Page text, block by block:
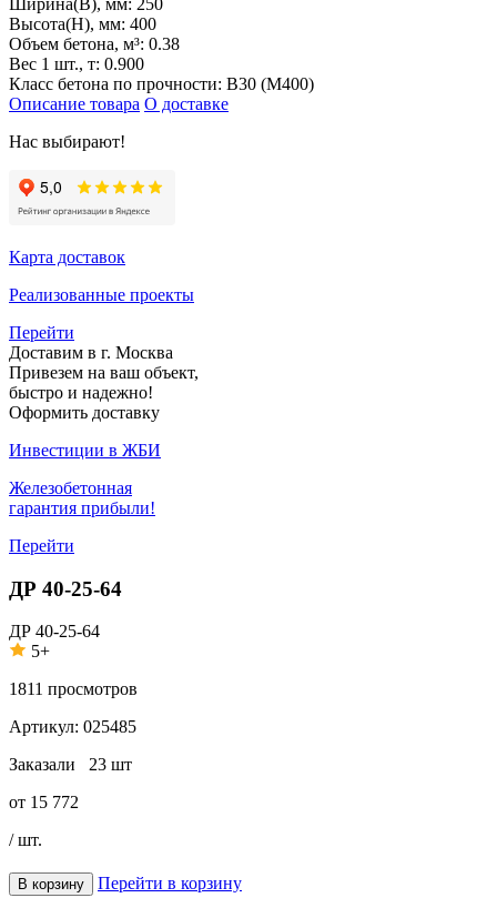
Высота(H), мм: 400
Объем бетона, м³: 0.38
Вес 1 шт., т: 0.900
Класс бетона по прочности: B30 (M400)
Описание товара О доставке
Нас выбирают!
Карта доставок
Реализованные проекты
Перейти
Доставим в г. Москва
Привезем на ваш объект,
быстро и надежно!
Оформить доставку
Инвестиции в ЖБИ
Железобетонная
гарантия прибыли!
Перейти
ДР 40-25-64
ДР 40-25-64
5+
1811 просмотров
Артикул: 025485
Заказали 23 шт
от 15 772
/ шт.
В корзину Перейти в корзину